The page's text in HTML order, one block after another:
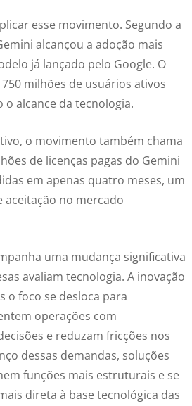
esse movimento. Segundo a
alcançou a adoção mais
já lançado pelo Google. O
milhões de usuários ativos
o alcance da tecnologia.
o movimento também chama
de licenças pagas do Gemini
em apenas quatro meses, um
aceitação no mercado
uma mudança significativa
avaliam tecnologia. A inovação
o foco se desloca para
operações com
e reduzam fricções nos
dessas demandas, soluções
funções mais estruturais e se
direta à base tecnológica das